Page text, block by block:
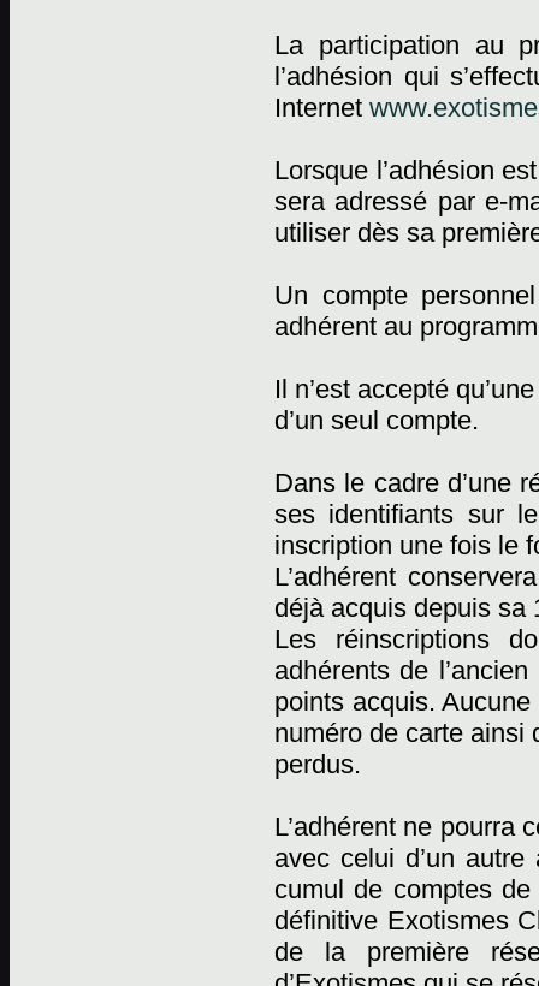
La participation au
l’adhésion qui
Internet
Lorsque l’adhésion
sera adressé par e-
utiliser dès sa
Un compte
adhérent au
Il n’est accepté
d’un seul compte.
Dans le cadre d’une
ses identifiants sur
inscription une fois le
L’adhérent
déjà acquis depuis sa
Les réinscriptions
adhérents de
points acquis.
numéro de carte ainsi
perdus.
L’adhérent ne pourra
avec celui d’un
cumul de comptes
définitive Exotismes
de la première